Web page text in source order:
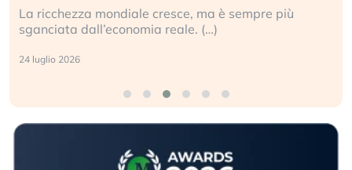
Gli investitori tech continuano a ignorare il rischio
geopolitico: il (…)
17 luglio 2026